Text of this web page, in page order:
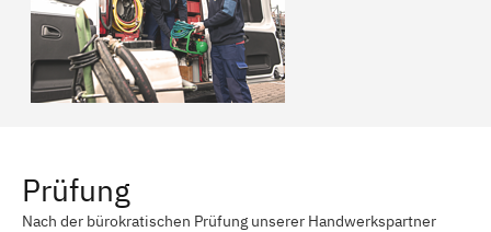
Prüfung
Nach der bürokratischen Prüfung unserer Handwerkspartner